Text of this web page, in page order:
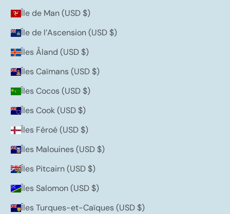
Île de Man (USD $)
Île de l’Ascension (USD $)
Îles Åland (USD $)
Îles Caïmans (USD $)
Îles Cocos (USD $)
Îles Cook (USD $)
Îles Féroé (USD $)
Îles Malouines (USD $)
Îles Pitcairn (USD $)
Îles Salomon (USD $)
Îles Turques-et-Caïques (USD $)